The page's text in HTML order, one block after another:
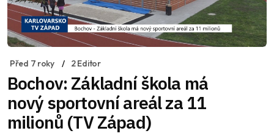
Před 7 roky 2 Editor
Bochov: Základní škola má
nový sportovní areál za 11
milionů (TV Západ)